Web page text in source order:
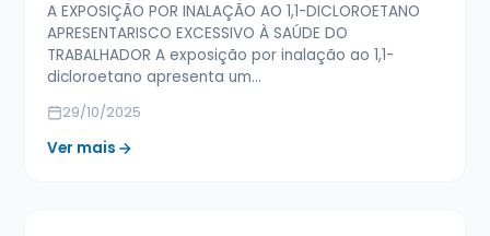
A EXPOSIÇÃO POR INALAÇÃO AO 1,1-DICLOROETANO
APRESENTARISCO EXCESSIVO À SAÚDE DO
TRABALHADOR A exposição por inalação ao 1,1-
dicloroetano apresenta um…
29/10/2025
Ver mais